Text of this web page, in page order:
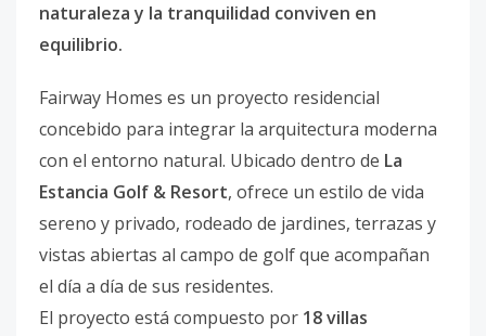
naturaleza y la tranquilidad conviven en
equilibrio.
Fairway Homes es un proyecto residencial
concebido para integrar la arquitectura moderna
con el entorno natural. Ubicado dentro de La
Estancia Golf & Resort, ofrece un estilo de vida
sereno y privado, rodeado de jardines, terrazas y
vistas abiertas al campo de golf que acompañan
el día a día de sus residentes.
El proyecto está compuesto por 18 villas